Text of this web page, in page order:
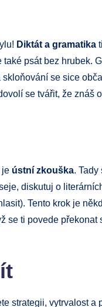
Diktát a gramatika
psát bez hrubek.
se sice
se tvářit, že znáš
je ústní zkouška. Tady
diskutuj o
Tento krok je
se ti povede překonat
strategii, vytrvalost a